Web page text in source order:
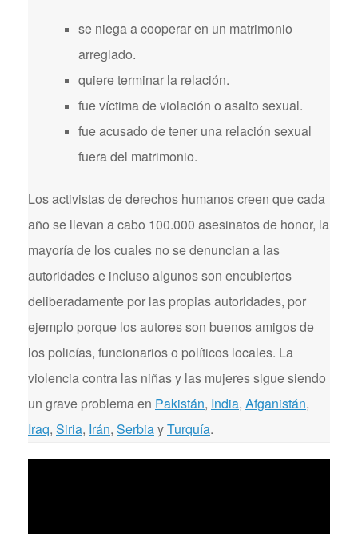
se niega a cooperar en un matrimonio
arreglado.
quiere terminar la relación.
fue víctima de violación o asalto sexual.
fue acusado de tener una relación sexual
fuera del matrimonio.
Los activistas de derechos humanos creen que cada
año se llevan a cabo 100.000 asesinatos de honor, la
mayoría de los cuales no se denuncian a las
autoridades e incluso algunos son encubiertos
deliberadamente por las propias autoridades, por
ejemplo porque los autores son buenos amigos de
los policías, funcionarios o políticos locales. La
violencia contra las niñas y las mujeres sigue siendo
un grave problema en Pakistán, India, Afganistán,
Iraq, Siria, Irán, SerbiayTurquía.